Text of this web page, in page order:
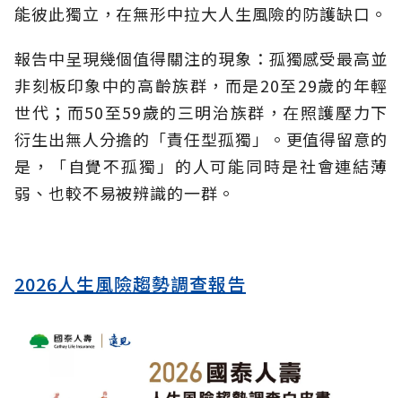
能彼此獨立，在無形中拉大人生風險的防護缺口。
報告中呈現幾個值得關注的現象：孤獨感受最高並
非刻板印象中的高齡族群，而是20至29歲的年輕
世代；而50至59歲的三明治族群，在照護壓力下
衍生出無人分擔的「責任型孤獨」。更值得留意的
是，「自覺不孤獨」的人可能同時是社會連結薄
弱、也較不易被辨識的一群。
2026人生風險趨勢調查報告